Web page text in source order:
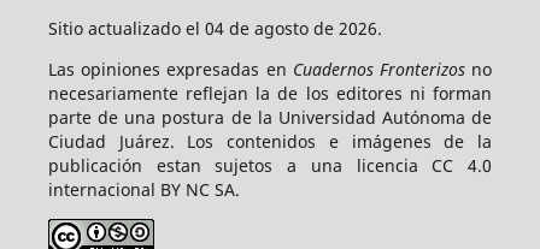
Sitio actualizado el 04 de agosto de 2026.
Las opiniones expresadas en Cuadernos Fronterizosno
necesariamente reflejan la de los editores ni forman
parte de una postura de la Universidad Autónoma de
Ciudad Juárez. Los contenidos e imágenes de la
publicación estan sujetos a una licencia CC 4.0
internacional BY NC SA.